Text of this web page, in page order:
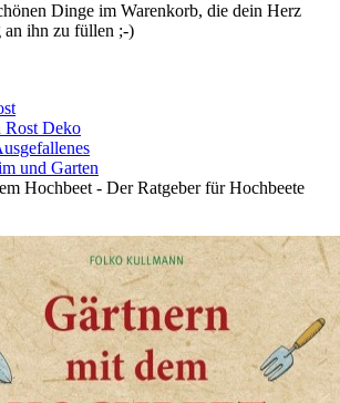
Dinge im Warenkorb, die dein Herz
an ihn zu füllen ;-)
Rost Deko
und Garten
Hochbeet - Der Ratgeber für Hochbeete